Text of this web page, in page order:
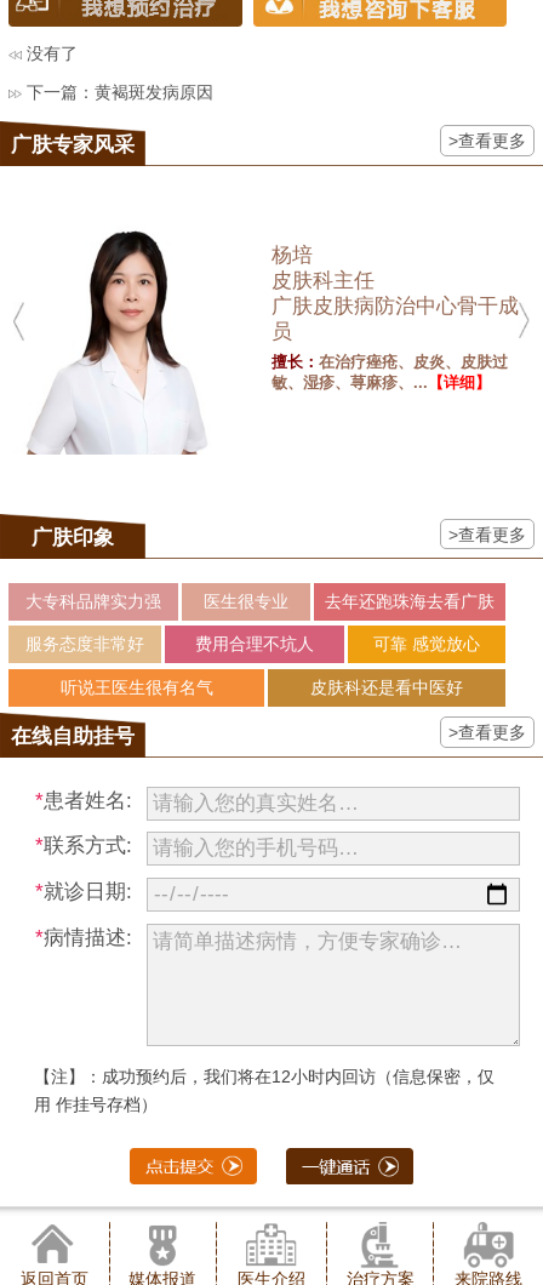
没有了
下一篇：黄褐斑发病原因
广肤专家风采 >查看更多
杨培
皮肤科主任
广肤皮肤病防治中心骨干成
员
擅长：在治疗痤疮、皮炎、皮肤过
敏、湿疹、荨麻疹、... 【详细】
广肤印象 >查看更多
大专科品牌实力强 医生很专业 去年还跑珠海去看广肤
服务态度非常好 费用合理不坑人 可靠 感觉放心
听说王医生很有名气 皮肤科还是看中医好
在线自助挂号 >查看更多
*患者姓名:
*联系方式:
*就诊日期:
*病情描述:
【注】：成功预约后，我们将在12小时内回访（信息保密，仅
用 作挂号存档）
返回首页 媒体报道 医生介绍 治疗方案 来院路线